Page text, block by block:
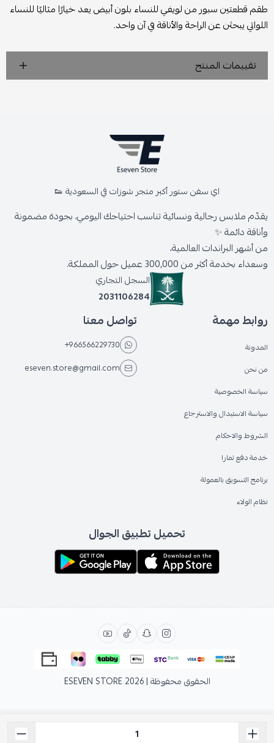
طقم قطعتين سبور من لويفي للنساء بلون أبيض يعد خيارًا مثاليًا للنساء
اللواتي يبحثن عن الراحة والأناقة في آن واحد.
تقييمات المنتج
اي سفن ستور أكبر متجر شوزات في السعودية 👟
يقدّم ملابس رجالية ونسائية تناسب احتياجك اليومي، بجودة مضمونة
وأناقة دائمة ✨
من أشهر البراندات العالمية،
وسعداء بخدمة أكثر من 300,000 عميل حول المملكة.
السجل التجاري
2031106284
روابط مهمة
المدونة
من نحن
سياسة الخصوصية
سياسة الاستبدال والاسترجاع
الشروط والاحكام
خدمة دفع تمارا
برنامج التسويق بالعمولة
نظام الولاء
تواصل معنا
+966566229730
eseven.store@gmail.com
تحميل تطبيق الجوال
الحقوق محفوظة | 2026 ESEVEN STORE